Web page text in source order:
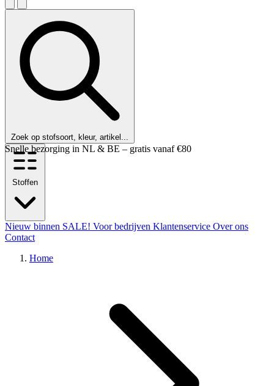
Zoek op stofsoort, kleur, artikel...
Klanten beoordelen ons met een 9,6!
Stoffen
Nieuw binnen SALE! Voor bedrijven Klantenservice Over ons
Contact
Home